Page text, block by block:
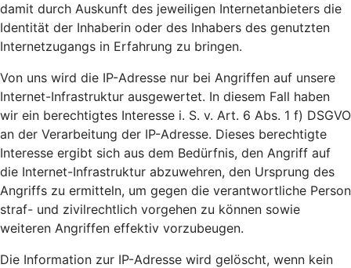
damit durch Auskunft des jeweiligen Internetanbieters die
Identität der Inhaberin oder des Inhabers des genutzten
Internetzugangs in Erfahrung zu bringen.
Von uns wird die IP-Adresse nur bei Angriffen auf unsere
Internet-Infrastruktur ausgewertet. In diesem Fall haben
wir ein berechtigtes Interesse i. S. v. Art. 6 Abs. 1 f) DSGVO
an der Verarbeitung der IP-Adresse. Dieses berechtigte
Interesse ergibt sich aus dem Bedürfnis, den Angriff auf
die Internet-Infrastruktur abzuwehren, den Ursprung des
Angriffs zu ermitteln, um gegen die verantwortliche Person
straf- und zivilrechtlich vorgehen zu können sowie
weiteren Angriffen effektiv vorzubeugen.
Die Information zur IP-Adresse wird gelöscht, wenn kein